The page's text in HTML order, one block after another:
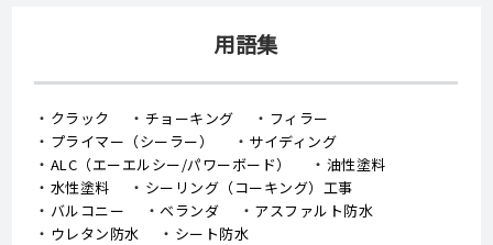
用語集
クラック チョーキング
フィラー
プライマー（シーラー）
サイディング
ALC（エーエルシー/パワーボード）
油性塗料
水性塗料
シーリング（コーキング）工事
バルコニー
ベランダ
アスファルト防水
ウレタン防水
シート防水